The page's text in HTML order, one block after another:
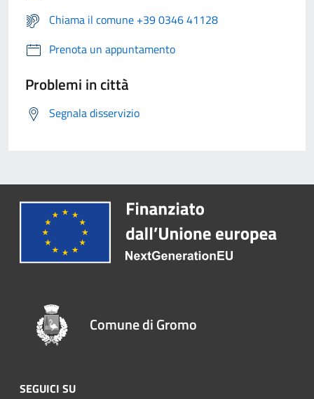
Chiama il comune +39 0346 41128
Prenota un appuntamento
Problemi in città
Segnala disservizio
Comune di Gromo
SEGUICI SU